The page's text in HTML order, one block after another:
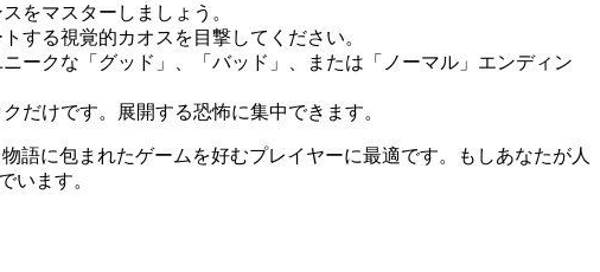
をマスターしましょう。
する視覚的カオスを目撃してください。
ークな「グッド」、「バッド」、または「ノーマル」エンディン
だけです。展開する恐怖に集中できます。
語に包まれたゲームを好むプレイヤーに最適です。もしあなたが人
います。